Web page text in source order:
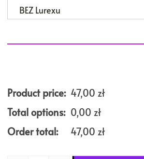
Product price: 47,00 zł
Total options: 0,00 zł
Order total:
47,00 zł